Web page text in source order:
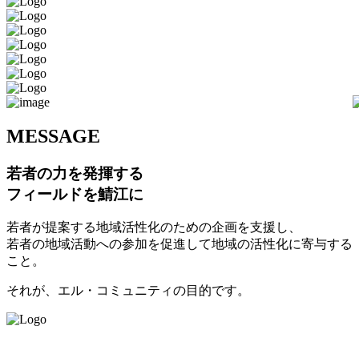
MESSAGE
若者の力を発揮する
フィールドを鯖江に
若者が提案する地域活性化のための企画を支援し、
若者の地域活動への参加を促進して地域の活性化に寄与する
こと。
それが、エル・コミュニティの目的です。